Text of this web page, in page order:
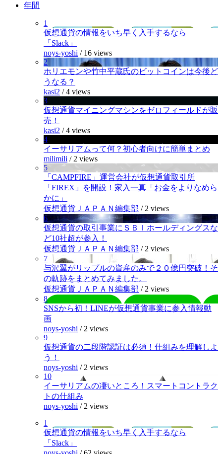
年間
1
仮想通貨の情報をいち早く入手するなら
「Slack」
noys-yoshi / 16 views
2
ホリエモンや竹中平蔵氏のビットコインは今後ど
うなる？
kasi2 /4 views
3
仮想通貨マイニングマシンをゼロフィールドが販
売！
kasi2 /4 views
4
イーサリアムって何？初心者向けに簡単まとめ
milimili / 2 views
5
「CAMPFIRE」運営会社が仮想通貨取引所
「FIREX」を開設！家入一真「お金をよりなめら
かに」
仮想通貨ＪＡＰＡＮ編集部 / 2 views
6
仮想通貨の取引事業にＳＢＩホールディングスな
ど10社超が参入！
仮想通貨ＪＡＰＡＮ編集部 / 2 views
7
与沢翼がリップルの資産のみで２０億円突破！そ
の軌跡をまとめてみました。
仮想通貨ＪＡＰＡＮ編集部 / 2 views
8
SNSから初！LINEが仮想通貨事業に参入情報動
画
noys-yoshi / 2 views
9
仮想通貨の二段階認証は必須！仕組みを理解しよ
う！
noys-yoshi / 2 views
10
イーサリアムの凄いところ！スマートコントラク
トの仕組み
noys-yoshi / 2 views
1
仮想通貨の情報をいち早く入手するなら
「Slack」